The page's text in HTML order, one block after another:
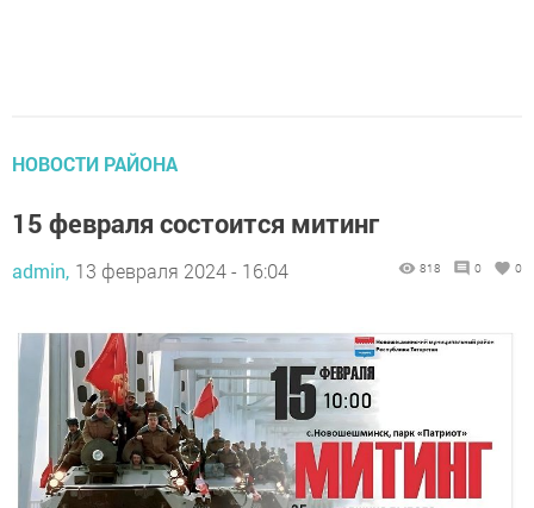
НОВОСТИ РАЙОНА
15 февраля состоится митинг
admin, 13 февраля 2024 - 16:04 818 0 0